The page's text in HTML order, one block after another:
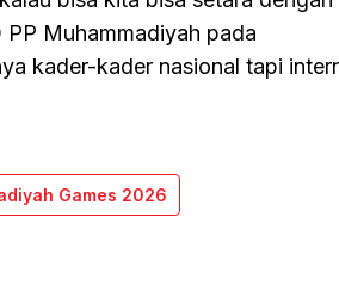
Muhammadiyah pada
kader-kader nasional tapi
Games 2026